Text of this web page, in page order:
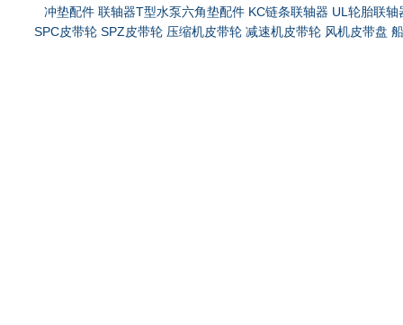
冲垫配件 联轴器T型水泵六角垫配件 KC链条联轴器 UL轮胎联轴
SPC皮带轮 SPZ皮带轮 压缩机皮带轮 减速机皮带轮 风机皮带盘